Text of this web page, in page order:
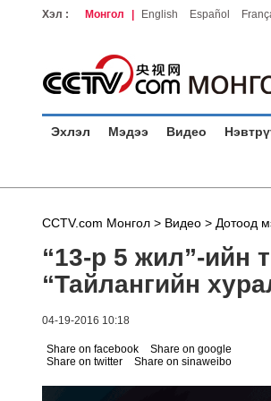
Хэл : Монгол English Español
Эхлэл Мэдээ Видео
CCTV.com Монгол > Видео > Дотоод
“13-р 5 жил”-ийн
“Тайлангийн
04-19-2016 10:18
Share on facebook
Share on google
Share on twitter
Share on sinaweibo